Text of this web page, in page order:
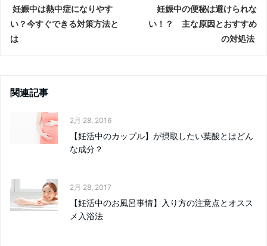
妊娠中は熱中症になりやす
い？今すぐできる対策方法と
は
妊娠中の便秘は避けられな
い！？ 主な原因とおすすめ
の対処法
関連記事
2月 28, 2016
【妊活中のカップル】が摂取したい葉酸とはどん
な成分？
2月 28, 2017
【妊活中のお風呂事情】入り方の注意点とオスス
メ入浴法